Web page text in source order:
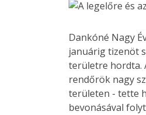
Dankóné Nagy
januárig tizenöt
területre hordta.
rendőrök nagy
területen - tette
bevonásával